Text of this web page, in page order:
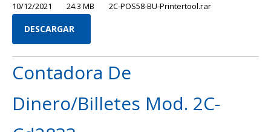
10/12/2021 24.3 MB 2C-POS58-BU-Printertool.rar
DESCARGAR
Contadora De
Dinero/Billetes Mod. 2C-